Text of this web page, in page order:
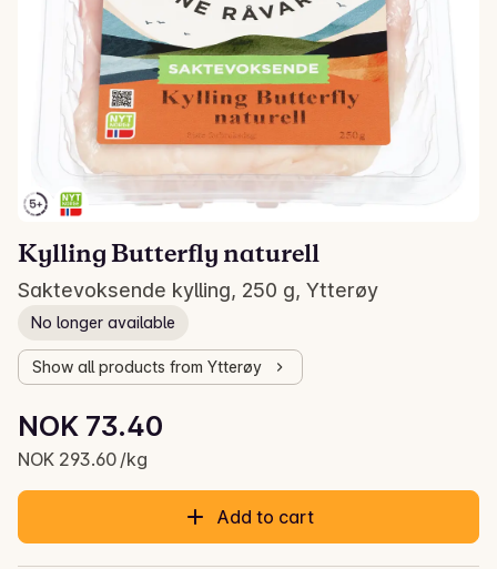
Kylling Butterfly naturell
Saktevoksende kylling, 250 g, Ytterøy
No longer available
Show all products from Ytterøy
Current price is: NOK 73.40
NOK 73.40
NOK 293.60 /kg
Unit price: NOK 293.60 /kg
Add to cart